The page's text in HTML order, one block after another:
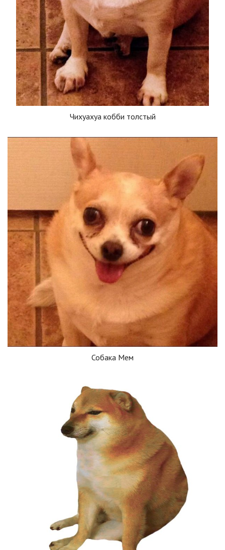
Чихуахуа кобби толстый
Собака Мем